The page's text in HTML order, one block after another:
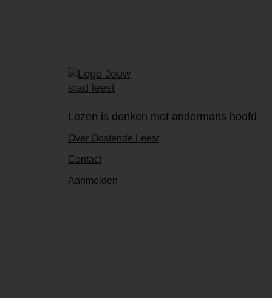
Lezen is denken met andermans hoofd
Over Oostende Leest
Contact
Aanmelden